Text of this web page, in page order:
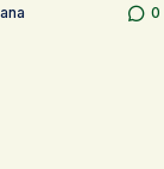
0